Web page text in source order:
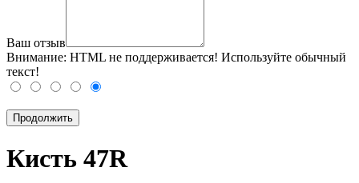
Ваш отзыв
Внимание: HTML не поддерживается! Используйте обычный
текст!
Продолжить
Кисть 47R